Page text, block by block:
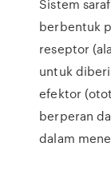
Sistem
berbentuk
reseptor
untuk
efektor
berperan
dalam